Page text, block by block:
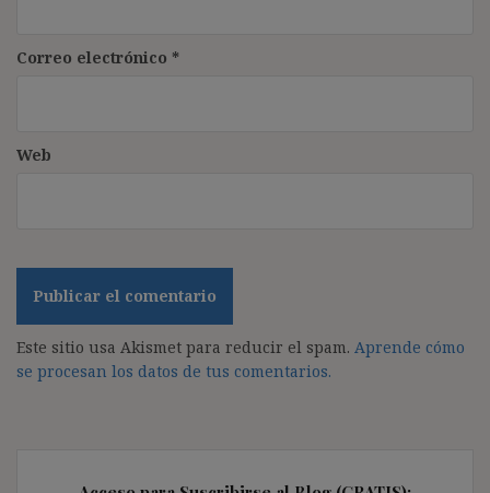
Correo electrónico *
Web
Este sitio usa Akismet para reducir el spam. Aprende cómo
se procesan los datos de tus comentarios.